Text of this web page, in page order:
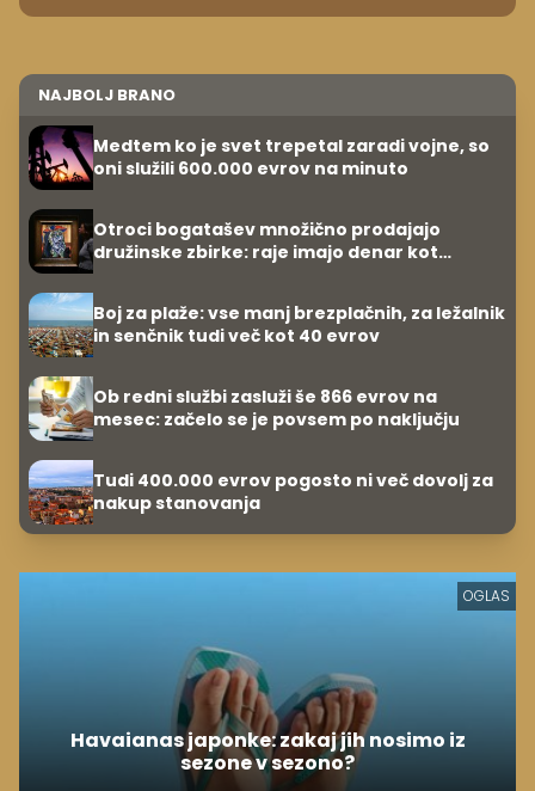
NAJBOLJ BRANO
Medtem ko je svet trepetal zaradi vojne, so
oni služili 600.000 evrov na minuto
Otroci bogatašev množično prodajajo
družinske zbirke: raje imajo denar kot
Boj za plaže: vse manj brezplačnih, za ležalnik
in senčnik tudi več kot 40 evrov
Ob redni službi zasluži še 866 evrov na
mesec: začelo se je povsem po naključju
Tudi 400.000 evrov pogosto ni več dovolj za
nakup stanovanja
OGLAS
Havaianas japonke: zakaj jih nosimo iz
sezone v sezono?